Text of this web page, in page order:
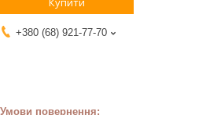
+380 (68) 921-77-70